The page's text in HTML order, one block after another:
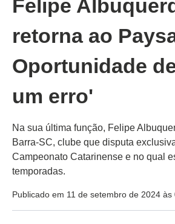
Felipe
retorna ao
Oportunidade
um erro'
Na sua última função, Felipe
Barra-SC, clube que disputa
Campeonato Catarinense e no qual
temporadas.
Publicado em 11 de setembro de 2024 às